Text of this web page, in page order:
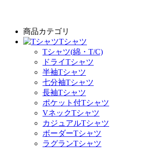
商品カテゴリ
Tシャツ
Tシャツ(綿・T/C)
ドライTシャツ
半袖Tシャツ
七分袖Tシャツ
長袖Tシャツ
ポケット付Tシャツ
VネックTシャツ
カジュアルTシャツ
ボーダーTシャツ
ラグランTシャツ